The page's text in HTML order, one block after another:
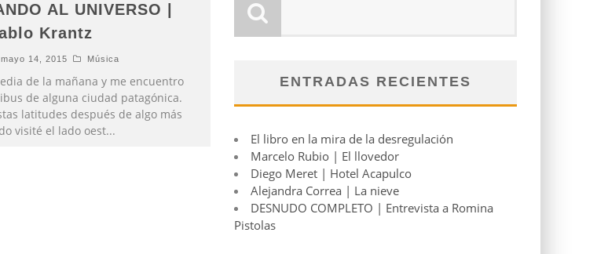
AL UNIVERSO |
Krantz
mayo 14, 2015 Música
de la mañana y me encuentro
de alguna ciudad patagónica.
latitudes después de algo más
visité el lado oest...
ENTRADAS RECIENTES
El libro en la mira de la desregulación
Marcelo Rubio | El llovedor
Diego Meret | Hotel Acapulco
Alejandra Correa | La nieve
DESNUDO COMPLETO | Entrevista a Romina
Pistolas